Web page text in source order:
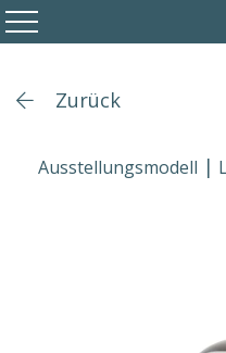
Zurück
Ausstellungsmodell